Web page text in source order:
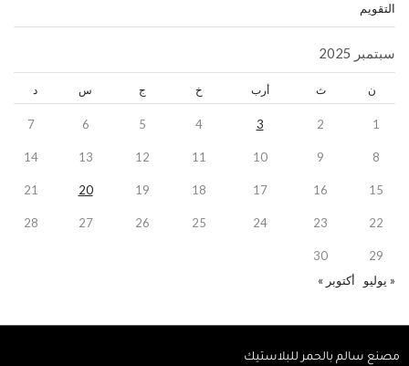
التقويم
سبتمبر 2025
ن ث أرب خ ج س د
1
2
3
4
5
6
7
8
9
10
11
12
13
14
15
16
17
18
19
20
21
22
23
24
25
26
27
28
29
30
« يوليو
أكتوبر »
مصنع سالم بالحمر للبلاستيك